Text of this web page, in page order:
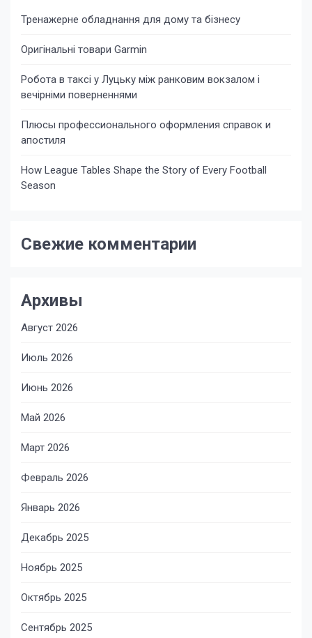
Тренажерне обладнання для дому та бізнесу
Оригінальні товари Garmin
Робота в таксі у Луцьку між ранковим вокзалом і
вечірніми поверненнями
Плюсы профессионального оформления справок и
апостиля
How League Tables Shape the Story of Every Football
Season
Свежие комментарии
Архивы
Август 2026
Июль 2026
Июнь 2026
Май 2026
Март 2026
Февраль 2026
Январь 2026
Декабрь 2025
Ноябрь 2025
Октябрь 2025
Сентябрь 2025